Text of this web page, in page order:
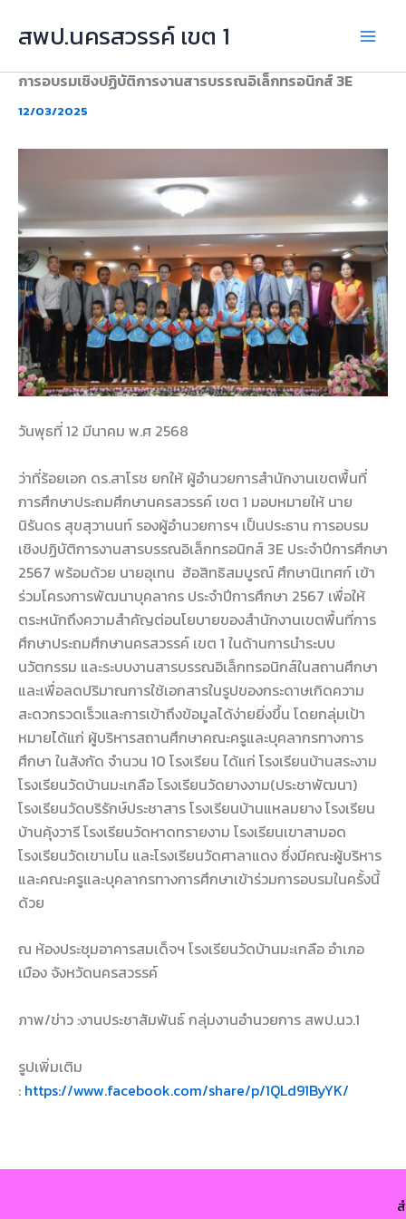
สพป.นครสวรรค์ เขต 1
การอบรมเชิงปฏิบัติการงานสารบรรณอิเล็กทรอนิกส์ 3E
12/03/2025
วันพุธที่ 12 มีนาคม พ.ศ 2568
ว่าที่ร้อยเอก ดร.สาโรช ยกให้ ผู้อำนวยการสำนักงานเขตพื้นที่
การศึกษาประถมศึกษานครสวรรค์ เขต 1 มอบหมายให้ นาย
นิรันดร สุขสุวานนท์ รองผู้อำนวยการฯ เป็นประธาน การอบรม
เชิงปฏิบัติการงานสารบรรณอิเล็กทรอนิกส์ 3E ประจำปีการศึกษา
2567 พร้อมด้วย นายอุเทน ฮ้อสิทธิสมบูรณ์ ศึกษานิเทศก์ เข้า
ร่วมโครงการพัฒนาบุคลากร ประจำปีการศึกษา 2567 เพื่อให้
ตระหนักถึงความสำคัญต่อนโยบายของสำนักงานเขตพื้นที่การ
ศึกษาประถมศึกษานครสวรรค์ เขต 1 ในด้านการนำระบบ
นวัตกรรม และระบบงานสารบรรณอิเล็กทรอนิกส์ในสถานศึกษา
และเพื่อลดปริมาณการใช้เอกสารในรูปของกระดาษเกิดความ
สะดวกรวดเร็วและการเข้าถึงข้อมูลได้ง่ายยิ่งขึ้น โดยกลุ่มเป้า
หมายได้แก่ ผู้บริหารสถานศึกษาคณะครูและบุคลากรทางการ
ศึกษา ในสังกัด จำนวน 10 โรงเรียน ได้แก่ โรงเรียนบ้านสระงาม
โรงเรียนวัดบ้านมะเกลือ โรงเรียนวัดยางงาม(ประชาพัฒนา)
โรงเรียนวัดบริรักษ์ประชาสาร โรงเรียนบ้านแหลมยาง โรงเรียน
บ้านคุ้งวารี โรงเรียนวัดหาดทรายงาม โรงเรียนเขาสามอด
โรงเรียนวัดเขามโน และโรงเรียนวัดศาลาแดง ซึ่งมีคณะผู้บริหาร
และคณะครูและบุคลากรทางการศึกษาเข้าร่วมการอบรมในครั้งนี้
ด้วย
ณ ห้องประชุมอาคารสมเด็จฯ โรงเรียนวัดบ้านมะเกลือ อำเภอ
เมือง จังหวัดนครสวรรค์
ภาพ/ข่าว :งานประชาสัมพันธ์ กลุ่มงานอำนวยการ สพป.นว.1
รูปเพิ่มเติม
: https://www.facebook.com/share/p/1QLd91ByYK/